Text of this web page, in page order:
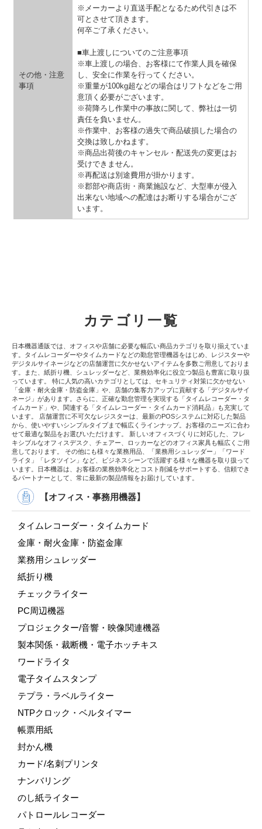
その他・注意
事項
※メーカーより直送手配となるため代引きは不
可とさせて頂きます。
何卒ご了承ください。
■車上渡しについてのご注意事項
※車上渡しの場合、お客様にて作業人員を確保
し、安全に作業を行ってください。
※重量が100kg超などの場合はリフトなどをご用
意頂く必要がございます。
※荷降ろし作業中の事故に関して、弊社は一切
責任を負いません。
※作業中、お客様の過失で商品破損した場合の
交換は致しかねます。
※商品出荷後のキャンセル・配送先の変更はお
受けできません。
※再配送は別途費用が掛かります。
※郡部や商店街・商業施設など、大型車が侵入
出来ない地域への配達はお断りする場合がござ
います。
カテゴリ一覧
日本機器通販では、オフィスや店舗に必要な幅広い商品カテゴリを取り揃えていま
す。タイムレコーダーやタイムカードなどの勤怠管理機器をはじめ、レジスターや
デジタルサイネージなどの店舗運営に欠かせないアイテムを多数ご用意しておりま
す。また、紙折り機、シュレッダーなど、業務効率化に役立つ製品も豊富に取り扱
っています。 特に人気の高いカテゴリとしては、セキュリティ対策に欠かせない
「金庫・耐火金庫・防盗金庫」や、店舗の集客力アップに貢献する「デジタルサイ
ネージ」があります。さらに、正確な勤怠管理を実現する「タイムレコーダー・タ
イムカード」や、関連する「タイムレコーダー・タイムカード消耗品」も充実して
います。 店舗運営に不可欠なレジスターは、最新のPOSシステムに対応した製品
から、使いやすいシンプルタイプまで幅広くラインナップ。お客様のニーズに合わ
せて最適な製品をお選びいただけます。 新しいオフィスづくりに対応した、フレ
キシブルなオフィスデスク、チェアー、ロッカーなどのオフィス家具も幅広くご用
意しております。 その他にも様々な業務用品、「業務用シュレッダー」「ワード
ライタ」「レタツイン」など、ビジネスシーンで活躍する様々な機器を取り扱って
います。日本機器は、お客様の業務効率化とコスト削減をサポートする、信頼でき
るパートナーとして、常に最新の製品情報をお届けしています。
【オフィス・事務用機器】
タイムレコーダー・タイムカード
金庫・耐火金庫・防盗金庫
業務用シュレッダー
紙折り機
チェックライター
PC周辺機器
プロジェクター/音響・映像関連機器
製本関係・裁断機・電子ホッチキス
ワードライタ
電子タイムスタンプ
テプラ・ラベルライター
NTPクロック・ベルタイマー
帳票用紙
封かん機
カード/名刺プリンタ
ナンバリング
のし紙ライター
パトロールレコーダー